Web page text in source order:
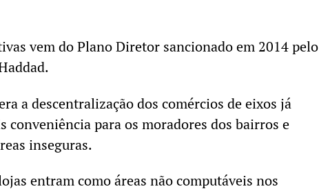
vem do Plano Diretor sancionado em 2014 pelo
a descentralização dos comércios de eixos já
conveniência para os moradores dos bairros e
inseguras.
entram como áreas não computáveis nos